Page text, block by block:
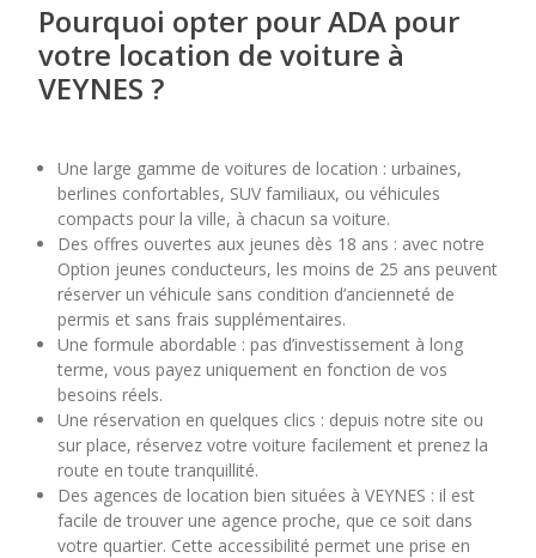
Pourquoi opter pour ADA pour
votre location de voiture à
VEYNES ?
Une large gamme de voitures de location : urbaines,
berlines confortables, SUV familiaux, ou véhicules
compacts pour la ville, à chacun sa voiture.
Des offres ouvertes aux jeunes dès 18 ans : avec notre
Option jeunes conducteurs, les moins de 25 ans peuvent
réserver un véhicule sans condition d’ancienneté de
permis et sans frais supplémentaires.
Une formule abordable : pas d’investissement à long
terme, vous payez uniquement en fonction de vos
besoins réels.
Une réservation en quelques clics : depuis notre site ou
sur place, réservez votre voiture facilement et prenez la
route en toute tranquillité.
Des agences de location bien situées à VEYNES : il est
facile de trouver une agence proche, que ce soit dans
votre quartier. Cette accessibilité permet une prise en